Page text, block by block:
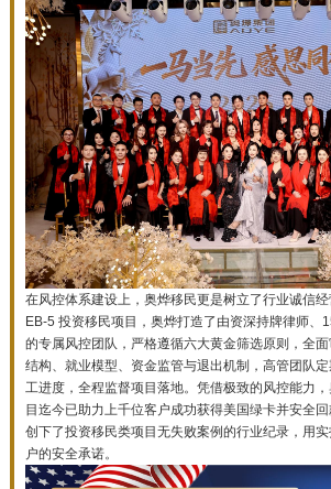
在风控体系建设上，奥烨移民更是树立了行业诚信
EB-5 投资移民项目，奥烨打造了由资深持牌律师、
的专属风控团队，严格遵循六大黄金筛选原则，全
结构、就业模型、资金监管与退出机制，高管团队
工进度，全程监督项目落地。凭借极致的风控能力
目迄今已助力上千位客户成功获得美国绿卡并安全回
创下了投资移民类项目无失败案例的行业纪录，用
户的安全承诺。